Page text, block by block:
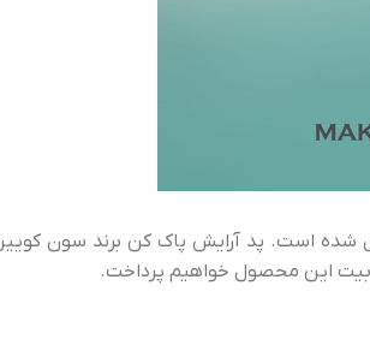
شده است. پد آرایش پاک کن برند سون
این محصول خواهیم پرداخت.